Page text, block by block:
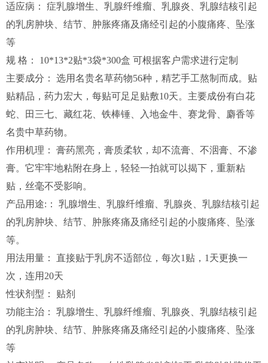
适应病： 症乳腺增生、乳腺纤维瘤、乳腺炎、乳腺结核引起
的乳房肿块、结节、肿胀疼痛及痛经引起的小腹痛疼、坠涨
等
规 格： 10*13*2贴*3袋*300盒 可根据客户需求进行定制
主要成分： 选用名贵名草药物56种，精艺手工熬制而成。贴
贴精品，药力宏大，每贴可足足贴敷10天。主要成份有白花
蛇、田三七、藏红花、铁棒锤、入地金牛、赛龙骨、麝香等
名贵中草药物。
作用机理： 膏药黑亮，膏质柔软，却不流膏、不洇膏、不渗
膏。它牢牢地粘附在身上，轻轻一拍就可以揭下，重新粘
贴，丝毫不受影响。
产品用途:： 乳腺增生、乳腺纤维瘤、乳腺炎、乳腺结核引起
的乳房肿块、结节、肿胀疼痛及痛经引起的小腹痛疼、坠涨
等。
用法用量： 直接贴于乳房不适部位，每次1贴，1天更换一
次，连用20天
性状剂型： 贴剂
功能主治： 乳腺增生、乳腺纤维瘤、乳腺炎、乳腺结核引起
的乳房肿块、结节、肿胀疼痛及痛经引起的小腹痛疼、坠涨
等